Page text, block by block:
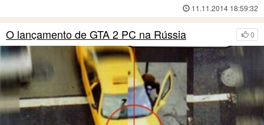
11.11.2014 18:59:32
0
O lançamento de GTA 2 PC na Rússia